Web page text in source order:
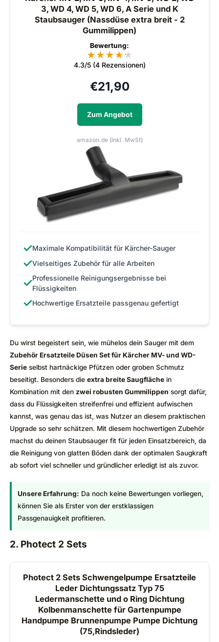
3, WD 4, WD 5, WD 6, A Serie und K
Staubsauger (Nassdüse extra breit - 2
Gummilippen)
Bewertung:
★★★★★
★
4.3/5 (4 Rezensionen)
€21,90
Zum Angebot
amazon.de (inkl. MwSt)
✓Maximale Kompatibilität für Kärcher-Sauger
✓Vielseitiges Zubehör für alle Arbeiten
✓Professionelle Reinigungsergebnisse bei
Flüssigkeiten
✓Hochwertige Ersatzteile passgenau gefertigt
Du wirst begeistert sein, wie mühelos dein Sauger mit dem
Zubehör Ersatzteile Düsen Set für Kärcher MV- und WD-
Serie selbst hartnäckige Pfützen oder groben Schmutz
beseitigt. Besonders die extra breite Saugfläche in
Kombination mit den zwei robusten Gummilippen sorgt dafür,
dass du Flüssigkeiten streifenfrei und effizient aufwischen
kannst, was genau das ist, was Nutzer an diesem praktischen
Upgrade so sehr schätzen. Mit diesem hochwertigen Zubehör
machst du deinen Staubsauger fit für jeden Einsatzbereich, da
die Reinigung von glatten Böden dank der optimalen Saugkraft
ab sofort viel schneller und gründlicher erledigt ist als zuvor.
Unsere Erfahrung: Da noch keine Bewertungen vorliegen,
können Sie als Erster von der erstklassigen
Passgenauigkeit profitieren.
2. Photect 2 Sets
Photect 2 Sets Schwengelpumpe Ersatzteile
Leder Dichtungssatz Typ 75
Ledermanschette und o Ring Dichtung
Kolbenmanschette für Gartenpumpe
Handpumpe Brunnenpumpe Pumpe Dichtung
(75,Rindsleder)